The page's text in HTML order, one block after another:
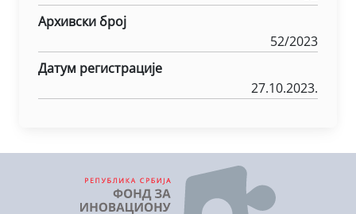
Архивски број
52/2023
Датум регистрације
27.10.2023.